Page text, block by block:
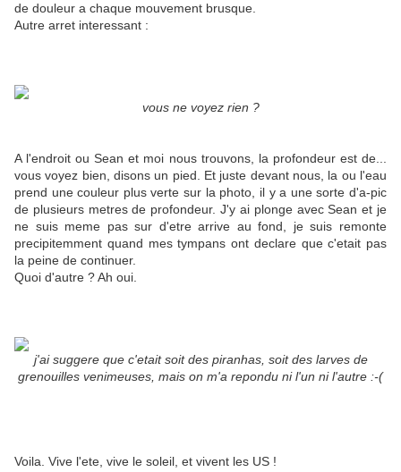
de douleur a chaque mouvement brusque.
Autre arret interessant :
vous ne voyez rien ?
A l'endroit ou Sean et moi nous trouvons, la profondeur est de...
vous voyez bien, disons un pied. Et juste devant nous, la ou l'eau
prend une couleur plus verte sur la photo, il y a une sorte d'a-pic
de plusieurs metres de profondeur. J'y ai plonge avec Sean et je
ne suis meme pas sur d'etre arrive au fond, je suis remonte
precipitemment quand mes tympans ont declare que c'etait pas
la peine de continuer.
Quoi d'autre ? Ah oui.
j'ai suggere que c'etait soit des piranhas, soit des larves de
grenouilles venimeuses, mais on m'a repondu ni l'un ni l'autre :-(
Voila. Vive l'ete, vive le soleil, et vivent les US !